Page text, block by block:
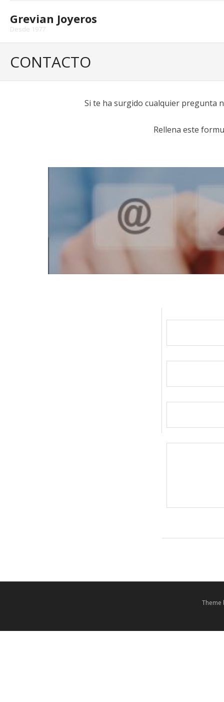
contentGrevian Joyeros
Desde 1977
CONTACTO
Si te ha surgido cualquier pregunta
Rellena este
Theme